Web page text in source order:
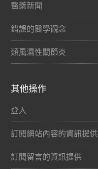
醫藥新聞
錯誤的醫學觀念
類風濕性關節炎
其他操作
登入
訂閱網站內容的資訊提供
訂閱留言的資訊提供